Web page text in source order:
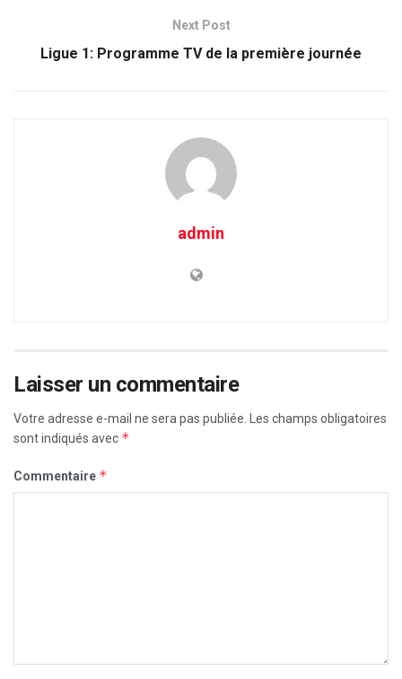
Next Post
Ligue 1: Programme TV de la première journée
admin
Laisser un commentaire
Votre adresse e-mail ne sera pas publiée.
Les champs obligatoires
sont indiqués avec *
Commentaire *